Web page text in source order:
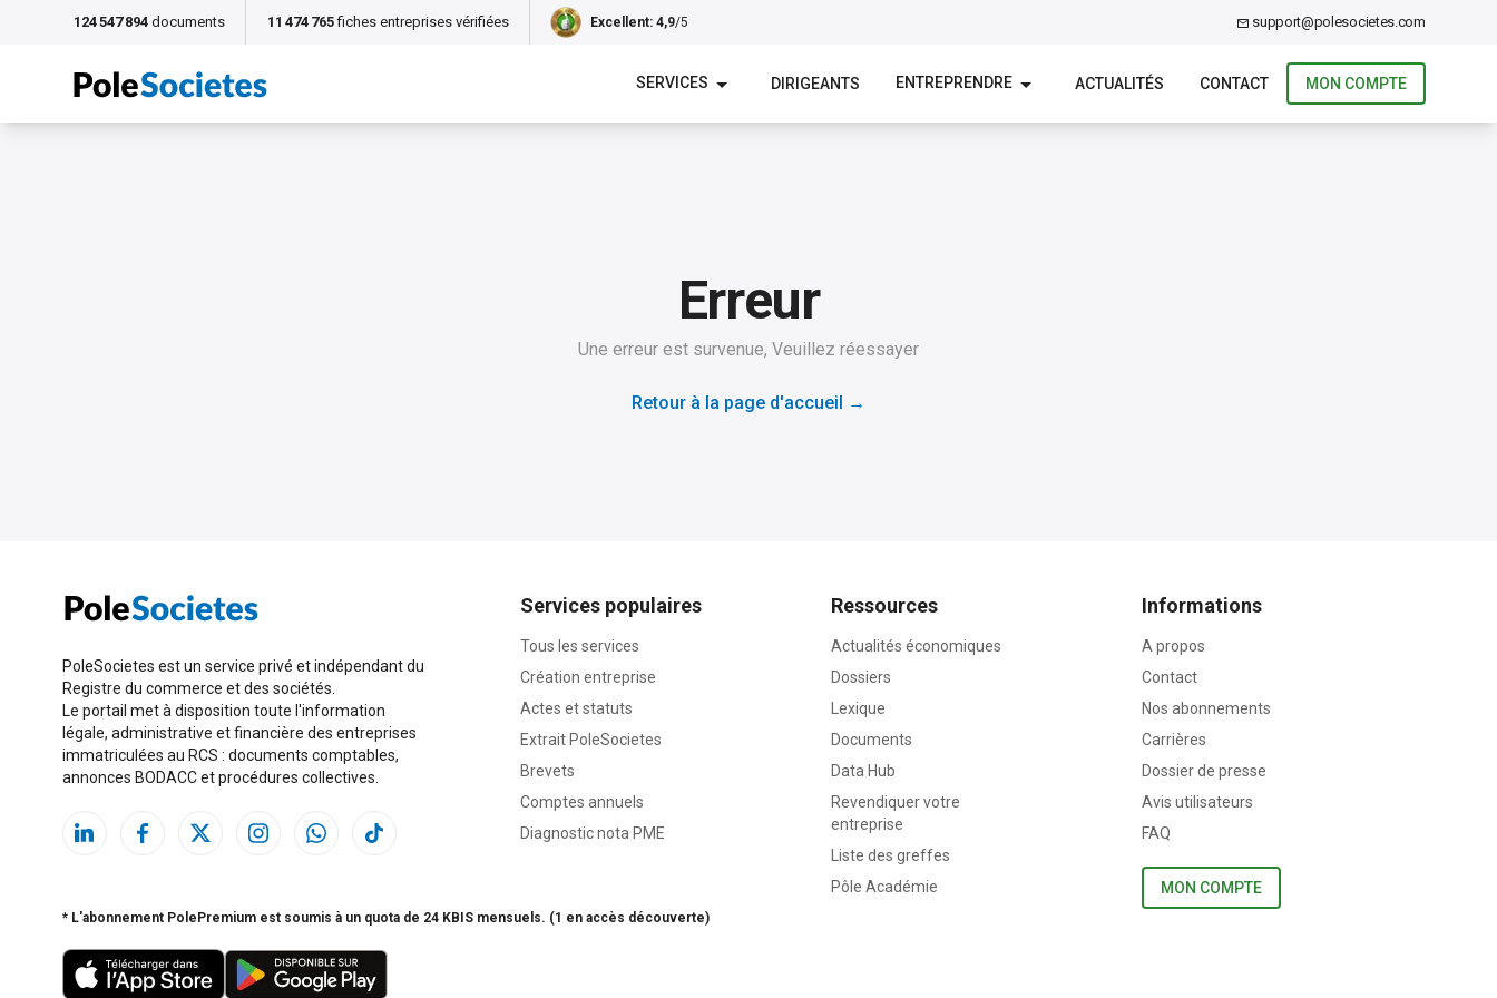
124 547 894 documents 11 474 765 fiches entreprises vérifiées Excellent: 4,9/5 support@polesocietes.com
SERVICES DIRIGEANTS ENTREPRENDRE ACTUALITÉS CONTACT MON COMPTE
Erreur
Une erreur est survenue, Veuillez réessayer
Retour à la page d'accueil →
PoleSocietes est un service privé et indépendant du
Registre du commerce et des sociétés.
Le portail met à disposition toute l'information
légale, administrative et financière des entreprises
immatriculées au RCS : documents comptables,
annonces BODACC et procédures collectives.
Services populaires
Tous les services
Création entreprise
Actes et statuts
Extrait PoleSocietes
Brevets
Comptes annuels
Diagnostic nota PME
Ressources
Actualités économiques
Dossiers
Lexique
Documents
Data Hub
Revendiquer votre
entreprise
Liste des greffes
Pôle Académie
Informations
A propos
Contact
Nos abonnements
Carrières
Dossier de presse
Avis utilisateurs
FAQ
MON COMPTE
* L'abonnement PolePremium est soumis à un quota de 24 KBIS mensuels. (1 en accès découverte)